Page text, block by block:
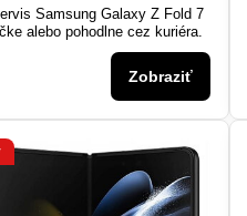
Samsung Galaxy Z Fold 7
alebo pohodlne cez kuriéra.
Zobraziť